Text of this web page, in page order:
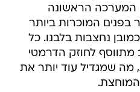
המערכה הראשונה
בפנים המוכרות ביותר
נחצבות בלבנו. כל
לחוזק הדרמטי
מה שמגדיל עוד יותר את